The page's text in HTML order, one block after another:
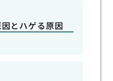
とハゲる原因